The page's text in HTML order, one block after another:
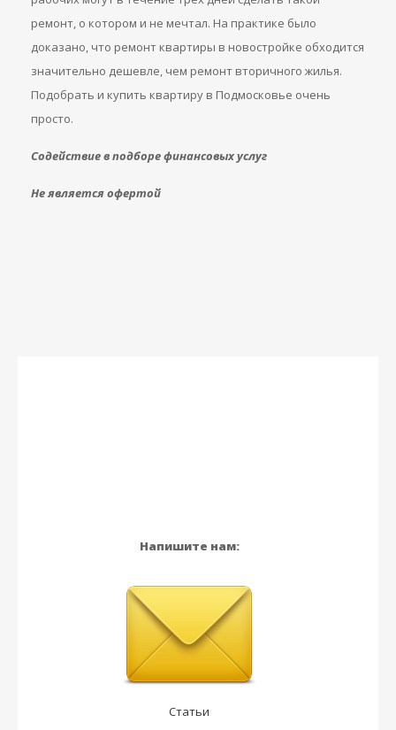
ремонт, о котором и не мечтал. На практике было
доказано, что ремонт квартиры в новостройке обходится
значительно дешевле, чем ремонт вторичного жилья.
Подобрать и купить квартиру в Подмосковье очень
просто.
Содействие в подборе финансовых услуг
Не является офертой
Напишите нам:
Статьи